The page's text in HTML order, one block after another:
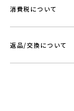
消費税について
返品/交換について